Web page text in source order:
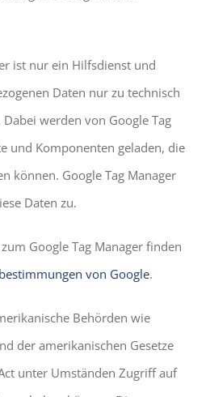
ist nur ein Hilfsdienst und
Daten nur zu technisch
werden von Google Tag
und Komponenten geladen, die
können. Google Tag Manager
Daten zu.
Google Tag Manager finden
von Google.
Behörden wie
der amerikanischen Gesetze
unter Umständen Zugriff auf